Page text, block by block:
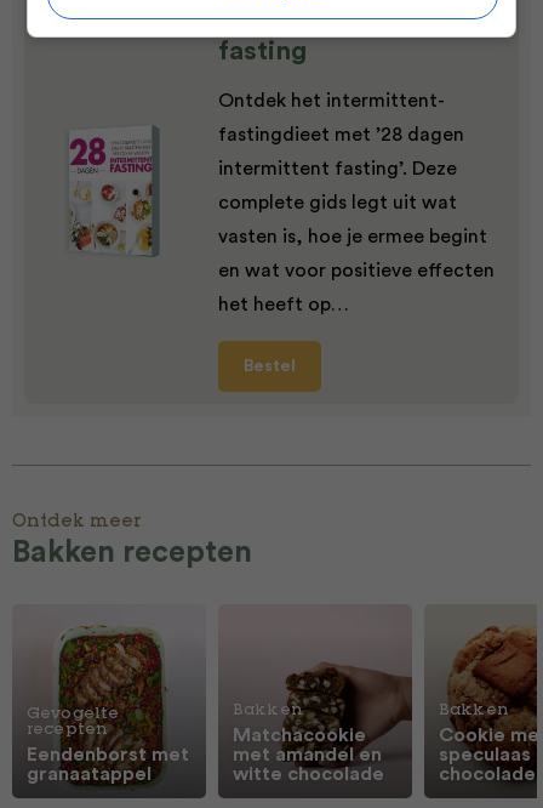
28 dagen intermittent
fasting
Ontdek het intermittent-
fastingdieet met ’28 dagen
intermittent fasting’. Deze
complete gids legt uit wat
vasten is, hoe je ermee begint
en wat voor positieve effecten
het heeft op…
Bestel
Ontdek meer
Bakken recepten
Gevogelte
recepten
Eendenborst met
granaatappel
Bakken
Matchacookie
met amandel en
witte chocolade
Bakken
Cookie
speculaas
chocolade